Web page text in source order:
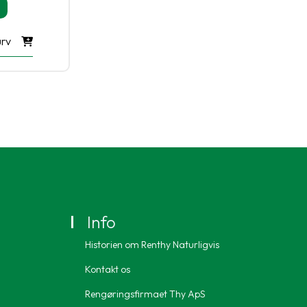
Den
Info
Historien om Renthy Naturligvis
Kontakt os
Rengøringsfirmaet Thy ApS